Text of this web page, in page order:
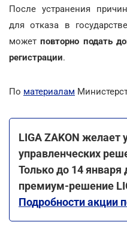
После устранения
для отказа в
может повторно подать
регистрации.
По материалам
LIGA ZAKON желает
управленческих
Только до 14 января
премиум-решение
Подробности акции